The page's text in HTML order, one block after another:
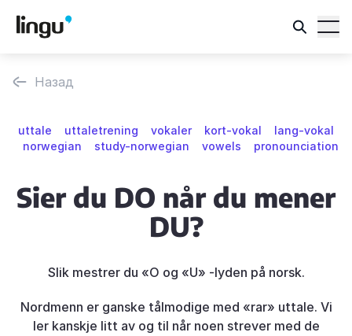
Назад
uttale uttaletrening vokaler kort-vokal
lang-vokal
norwegian
study-norwegian vowels pronounciation
Sier du DO når du mener
DU?
Slik mestrer du «O og «U» -lyden på norsk.
Nordmenn er ganske tålmodige med «rar» uttale. Vi
ler kanskje litt av og til når noen strever med de